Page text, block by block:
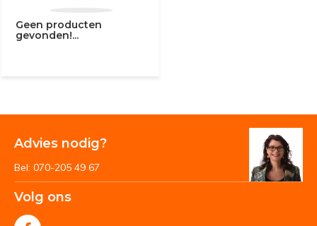
Geen producten
gevonden!...
Advies nodig?
Bel: 070-205 49 67
Volg ons